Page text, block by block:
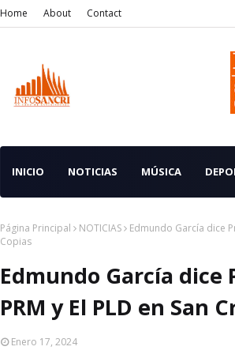
Home About Contact
INICIO NOTICIAS MÚSICA
Página Principal NOTICIAS
Edmundo García dice
Copias
Edmundo García
PRM y El PLD en San
Enero 17, 2024